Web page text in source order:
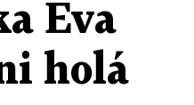
Eva
holá